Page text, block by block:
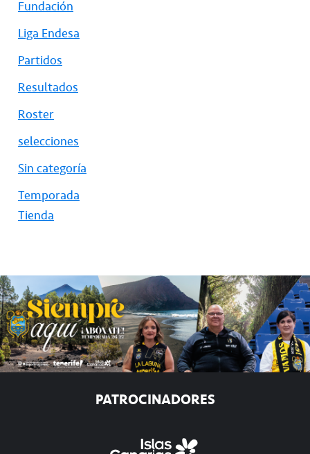
Fundación
Liga Endesa
Partidos
Resultados
Roster
selecciones
Sin categoría
Temporada
Tienda
PATROCINADORES